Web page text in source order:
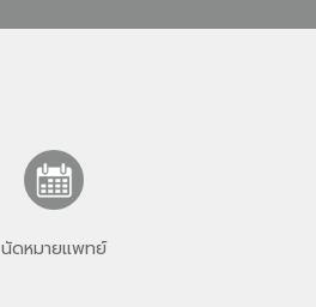
นัดหมายแพทย์